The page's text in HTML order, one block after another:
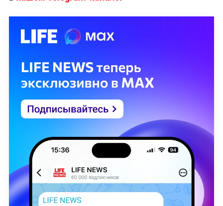
устройства становится камера.
Samsung придумала грамотную идею, но не
реализовала её. Она предложила фаблет
вместо связки смартфона и планшета, но не
привлекла им аудиторию.
Всё из-за того, что компания позиционировала
смартфон чуть ли не как профессиональное
устройство. Тогда как в первую очередь это
аппарат для связи и выхода в Интернет. Apple
нашла подход с первой модели iPhone и
придерживается его: смартфон должен быть